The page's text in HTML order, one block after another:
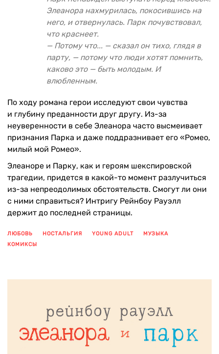
Элеанора нахмурилась, покосившись на
него, и отвернулась. Парк почувствовал,
что краснеет.
— Потому что... — сказал он тихо, глядя в
парту, — потому что люди хотят помнить,
каково это — быть молодым. И
влюбленным.
По ходу романа герои исследуют свои чувства
и глубину преданности друг другу. Из-за
неуверенности в себе Элеанора часто высмеивает
признания Парка и даже поддразнивает его «Ромео,
милый мой Ромео».
Элеаноре и Парку, как и героям шекспировской
трагедии, придется в какой-то момент разлучиться
из-за непреодолимых обстоятельств. Смогут ли они
с ними справиться? Интригу Рейнбоу Рауэлл
держит до последней страницы.
ЛЮБОВЬ НОСТАЛЬГИЯ YOUNG ADULT
МУЗЫКА
КОМИКСЫ